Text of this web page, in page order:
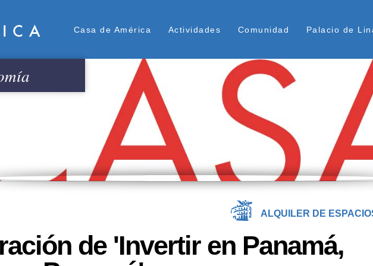
Menú Superior
Casa de América Actividades Comunidad Palacio de
ALQUILER DE
de 'Invertir en Panamá,